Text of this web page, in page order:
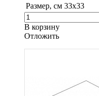
Размер, см 33x33
В корзину
Oтложить